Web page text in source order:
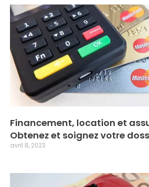
Financement, location et
Obtenez et soignez votre
avril 8, 2023